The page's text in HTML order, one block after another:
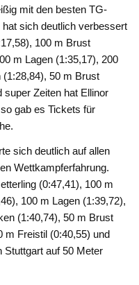
mit den besten TG-
sich deutlich verbessert
100 m Brust
m Lagen (1:35,17), 200
50 m Brust
super Zeiten hat Ellinor
gab es Tickets für
sich deutlich auf allen
Wettkampferfahrung.
(0:47,41), 100 m
100 m Lagen (1:39,72),
(1:40,74), 50 m Brust
m Freistil (0:40,55) und
Stuttgart auf 50 Meter